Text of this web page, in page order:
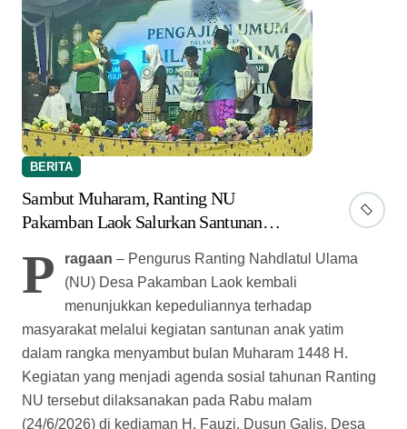
BERITA
Sambut Muharam, Ranting NU
Pakamban Laok Salurkan Santunan
P ragaan – Pengurus Ranting Nahdlatul Ulama
(NU) Desa Pakamban Laok kembali
menunjukkan kepeduliannya terhadap
masyarakat melalui kegiatan santunan anak yatim
dalam rangka menyambut bulan Muharam 1448 H.
Kegiatan yang menjadi agenda sosial tahunan Ranting
NU tersebut dilaksanakan pada Rabu malam
(24/6/2026) di kediaman H. Fauzi, Dusun Galis, Desa